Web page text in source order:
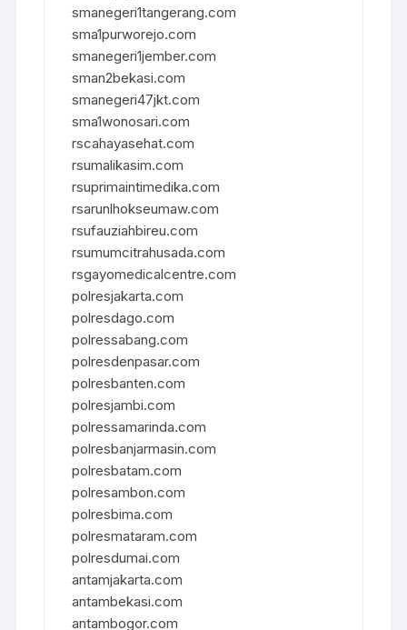
smanegeri1tangerang.com
sma1purworejo.com
smanegeri1jember.com
sman2bekasi.com
smanegeri47jkt.com
sma1wonosari.com
rscahayasehat.com
rsumalikasim.com
rsuprimaintimedika.com
rsarunlhokseumaw.com
rsufauziahbireu.com
rsumumcitrahusada.com
rsgayomedicalcentre.com
polresjakarta.com
polresdago.com
polressabang.com
polresdenpasar.com
polresbanten.com
polresjambi.com
polressamarinda.com
polresbanjarmasin.com
polresbatam.com
polresambon.com
polresbima.com
polresmataram.com
polresdumai.com
antamjakarta.com
antambekasi.com
antambogor.com